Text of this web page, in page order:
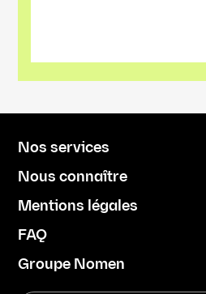
Nos services
Nous connaître
Mentions légales
FAQ
Groupe Nomen